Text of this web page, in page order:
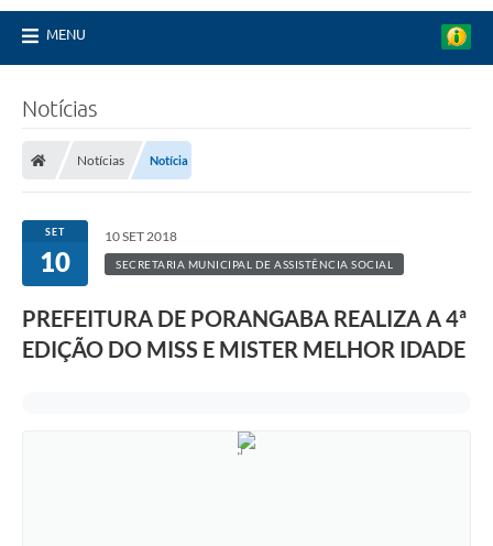
MENU
Notícias
Notícias Notícia
SET
10
10 SET 2018
SECRETARIA MUNICIPAL DE ASSISTÊNCIA SOCIAL
PREFEITURA DE PORANGABA REALIZA A 4ª
EDIÇÃO DO MISS E MISTER MELHOR IDADE